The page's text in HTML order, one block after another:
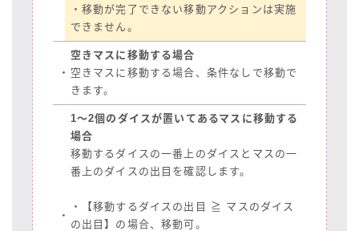
・移動が完了できない移動アクションは実施
できません。
・
空きマスに移動する場合
空きマスに移動する場合、条件なしで移動で
きます。
・
1～2個のダイスが置いてあるマスに移動する
場合
移動するダイスの一番上のダイスとマスの一
番上のダイスの出目を確認します。
・【移動するダイスの出目 ≧ マスのダイス
の出目】の場合、移動可。